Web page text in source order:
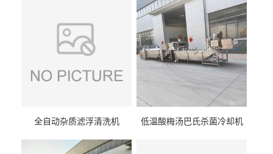
全自动杂质滤浮清洗机 低温酸梅汤巴氏杀菌冷却机